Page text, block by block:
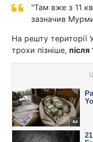
"Там вже з 11
зазначив
На решту території
трохи пізніше, після